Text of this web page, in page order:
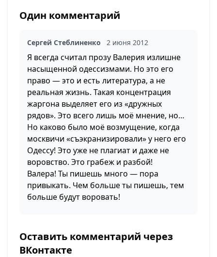
Один комментарий
Сергей Стеблиненко 2 июня 2012
Я всегда считал прозу Валерия излишне
насыщенной одессизмами. Но это его
право — это и есть литература, а не
реальная жизнь. Такая концентрация
жаргона выделяет его из «дружных
рядов». Это всего лишь моё мнение, но…
Но каково было моё возмущение, когда
москвичи «съэкранизировали» у него его
Одессу! Это уже не плагиат и даже не
воровство. Это грабеж и разбой!
Валера! Ты пишешь много — пора
привыкать. Чем больше ты пишешь, тем
больше будут воровать!
Оставить комментарий через
ВКонтакте